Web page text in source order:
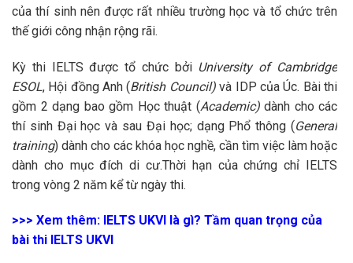
của thí sinh nên được rất nhiều trường học và tổ chức trên
thế giới công nhận rộng rãi.
Kỳ thi IELTS được tổ chức bởi University of Cambridge
ESOL, Hội đồng Anh (British Council)và IDP của Úc. Bài thi
gồm 2 dạng bao gồm Học thuật (Academic) dành cho các
thí sinh Đại học và sau Đại học; dạng Phổ thông (General
training) dành cho các khóa học nghề, cần tìm việc làm hoặc
dành cho mục đích di cư.Thời hạn của chứng chỉ IELTS
trong vòng 2 năm kể từ ngày thi.
>>> Xem thêm: IELTS UKVI là gì? Tầm quan trọng của
bài thi IELTS UKVI